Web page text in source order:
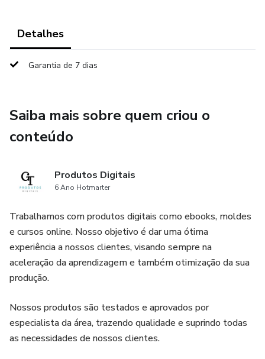
👩‍🎓 Molde testado e aprovado por modelista
profissional.
acesso dos arquivos no seu e-mail .
Detalhes
Garantia de 7 dias
Saiba mais sobre quem criou o
conteúdo
Produtos Digitais
6 Ano Hotmarter
Trabalhamos com produtos digitais como ebooks, moldes
e cursos online. Nosso objetivo é dar uma ótima
experiência a nossos clientes, visando sempre na
aceleração da aprendizagem e também otimização da sua
produção.
Nossos produtos são testados e aprovados por
especialista da área, trazendo qualidade e suprindo todas
as necessidades de nossos clientes.